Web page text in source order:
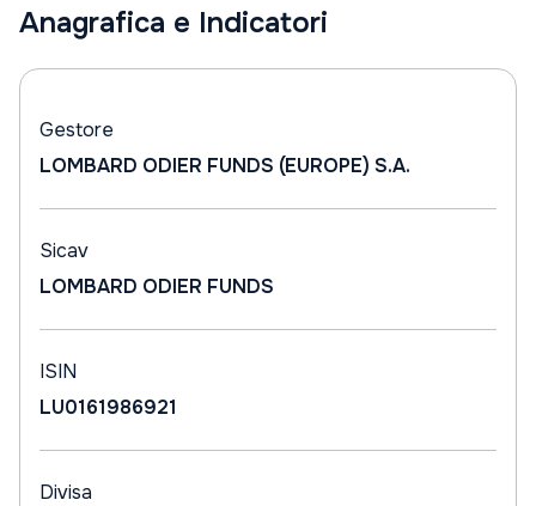
Anagrafica e Indicatori
Gestore
LOMBARD ODIER FUNDS (EUROPE) S.A.
Sicav
LOMBARD ODIER FUNDS
ISIN
LU0161986921
Divisa